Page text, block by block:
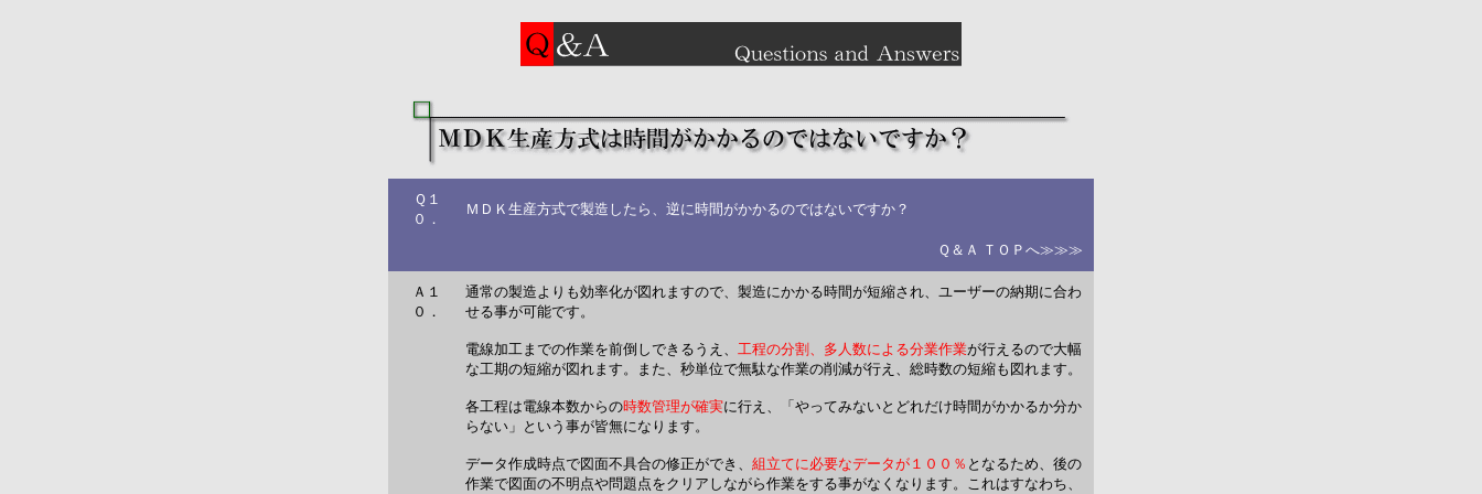
Ｑ１
０．
ＭＤＫ生産方式で製造したら、逆に時間がかかるのではないですか？
Ｑ＆Ａ ＴＯＰへ≫≫≫
Ａ１
０．
通常の製造よりも効率化が図れますので、製造にかかる時間が短縮され、ユーザーの納期に合わ
せる事が可能です。
電線加工までの作業を前倒しできるうえ、 工程の分割、多人数による分業作業が行えるので大幅
な工期の短縮が図れます。また、秒単位で無駄な作業の削減が行え、総時数の短縮も図れます。
各工程は電線本数からの時数管理が確実に行え、「やってみないとどれだけ時間がかかるか分か
らない」という事が皆無になります。
データ作成時点で図面不具合の修正ができ、 組立てに必要なデータが１００％ となるため、後の
作業で図面の不明点や問題点をクリアしながら作業をする事がなくなります。これはすなわち、